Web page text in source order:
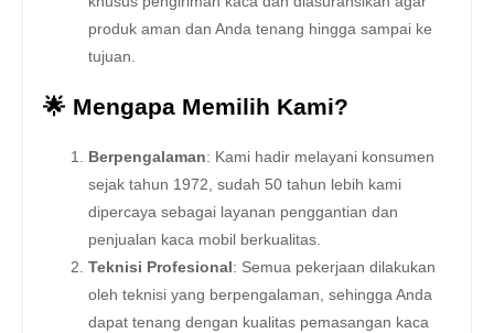
produk aman dan Anda tenang hingga sampai ke
tujuan.
🌟 Mengapa Memilih Kami?
Berpengalaman: Kami hadir melayani konsumen
sejak tahun 1972, sudah 50 tahun lebih kami
dipercaya sebagai layanan penggantian dan
penjualan kaca mobil berkualitas.
Teknisi Profesional : Semua pekerjaan dilakukan
oleh teknisi yang berpengalaman, sehingga Anda
dapat tenang dengan kualitas pemasangan kaca